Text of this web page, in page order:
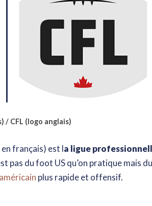
/ CFL (logo anglais)
français) est la ligue
pas du foot US qu’on pratique mais du
plus rapide et offensif.